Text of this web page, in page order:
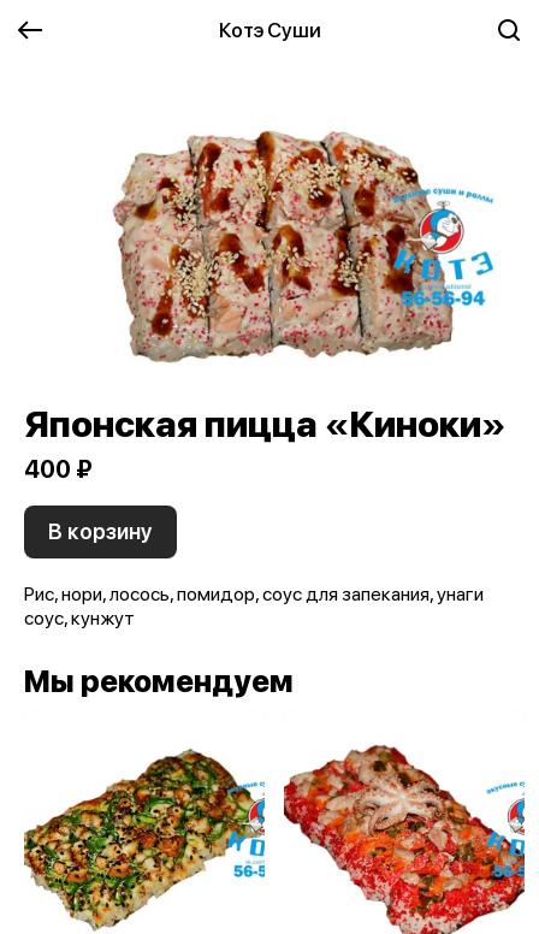
Котэ Суши
Японская пицца «Киноки»
400 ₽
В корзину
Рис, нори, лосось, помидор, соус для запекания, унаги
соус, кунжут
Мы рекомендуем